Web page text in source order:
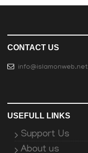
CONTACT US
info@islamonweb.net
USEFULL LINKS
Support Us
About us